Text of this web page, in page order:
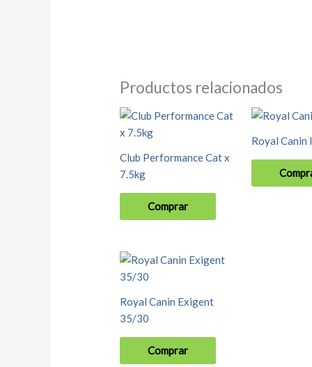
Productos relacionados
Club Performance Cat x
7.5kg
Comprar
Royal Canin
Royal Canin Exigent
35/30
Comprar
Este
Las